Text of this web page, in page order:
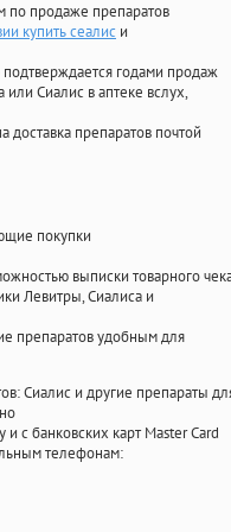
по продаже препаратов
купить сеалис и
годами продаж
Сиалис в аптеке вслух,
доставка препаратов почтой
покупки
выписки товарного
Левитры, Сиалиса и
препаратов удобным для
Сиалис и другие препараты
с банковских карт Master Card
телефонам: